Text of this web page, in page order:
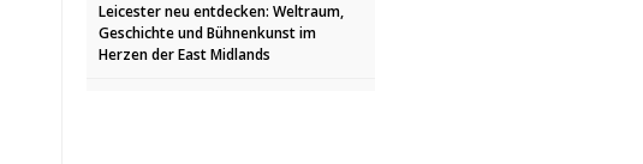
Leicester neu entdecken: Weltraum,
Geschichte und Bühnenkunst im
Herzen der East Midlands